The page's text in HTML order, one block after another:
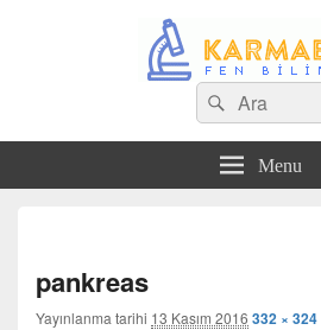
Search
for:
Ara
Menu
pankreas
Yayınlanma tarihi 13 Kasım 2016 332 × 324